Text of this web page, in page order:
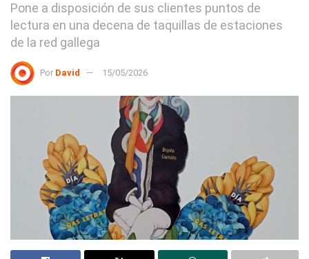
Pone a disposición de sus clientes puntos de
lectura en una decena de taquillas de estaciones
de la red gallega
Por David 15/05/2026